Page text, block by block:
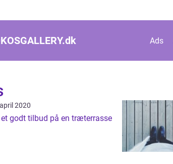
dk Ads
2020
et godt tilbud på en træterrasse